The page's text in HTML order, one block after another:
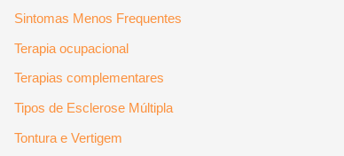
Sintomas Menos Frequentes
Terapia ocupacional
Terapias complementares
Tipos de Esclerose Múltipla
Tontura e Vertigem